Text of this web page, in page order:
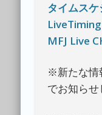
タイムス
MFJ Live
※新たな情
でお知らせ